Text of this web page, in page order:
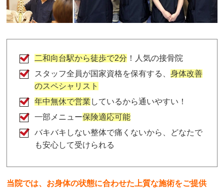
二和向台駅から徒歩で2分 ！人気の接骨院
スタッフ全員が国家資格を保有する、身体改善
のスペシャリスト
年中無休で営業 しているから通いやすい！
一部メニュー保険適応可能
バキバキしない整体で痛くないから、どなたで
も安心して受けられる
当院では、お身体の状態に合わせた上質な施術をご提供